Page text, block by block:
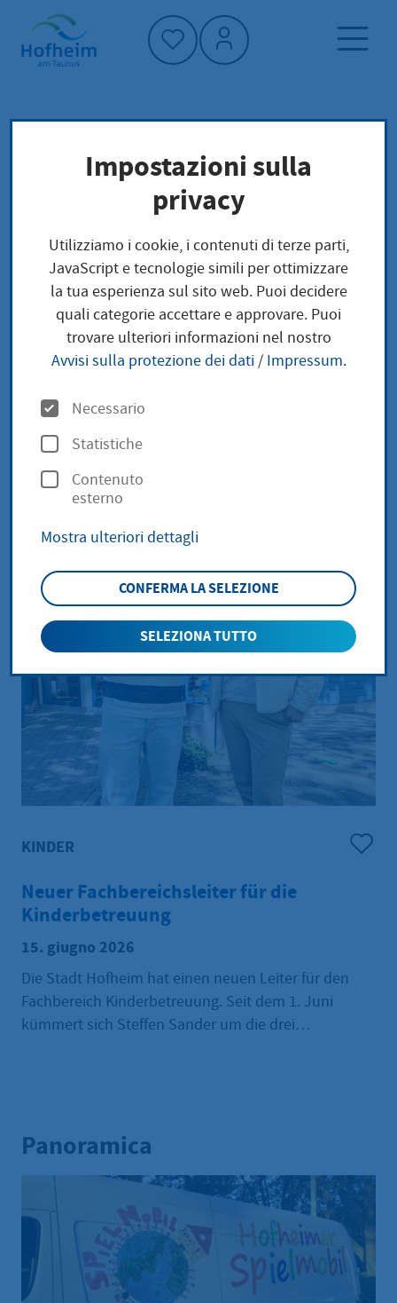
Home"
Pagina iniziale
Vivere a Hofheim
Società e questioni sociali
I bambini
I bambini
Nachrichten
KINDER
Neuer Fachbereichsleiter für die
Kinderbetreuung
15. giugno 2026
Die Stadt Hofheim hat einen neuen Leiter für den
Fachbereich Kinderbetreuung. Seit dem 1. Juni
kümmert sich Steffen Sander um die drei
Zeitgleich mit Steffen Sander hat die pädagogische
Sie begleitet die Erzieherinnen und Erzieher der
Hofheimer Kitas bei pädagogischen Fragen.
Panoramica
Impostazioni sulla
privacy
Utilizziamo i cookie, i contenuti di terze parti,
JavaScript e tecnologie simili per ottimizzare
la tua esperienza sul sito web. Puoi decidere
quali categorie accettare e approvare. Puoi
trovare ulteriori informazioni nel nostro
Avvisi sulla protezione dei dati/ Impressum.
O
p
z
i
n
Necessario
Statistiche
Contenuto
esterno
Mostra ulteriori dettagli
CONFERMA LA SELEZIONE
SELEZIONA TUTTO